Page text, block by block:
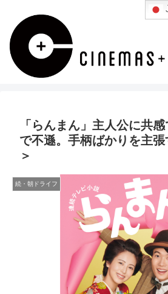
「らんまん」主人公に共
で不遜。手柄ばかりを主
＞
続・朝ドライフ